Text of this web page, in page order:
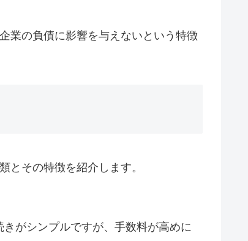
業の負債に影響を与えないという特徴
とその特徴を紹介します。
がシンプルですが、手数料が高めに